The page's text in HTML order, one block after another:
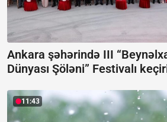
Ankara şəhərində III
Dünyası Şöləni” Festivalı
11:43